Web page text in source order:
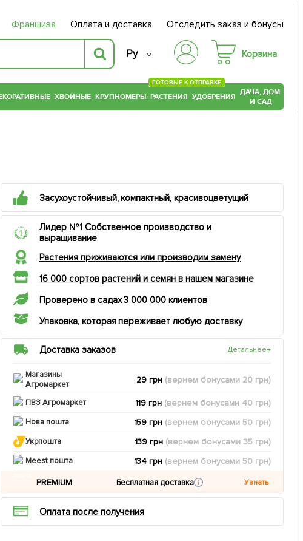
Франшиза Оплата и доставка Отследить заказ и бонусы
Ру Корзина
ХВОЙНЫЕ КРУПНОМЕРЫ РАСТЕНИЯ
ГОТОВЫЕ К ОТПРАВКЕ
УДОБРЕНИЯ ДАЧА, ДОМ
И САД
Засухоустойчивый, компактный, красивоцветущий
Лидер №1 Собственное производство и
выращивание
Растения приживаются или производим замену
16 000 сортов растений и семян в нашем магазине
Проверено в садах 3 000 000 клиентов
Упаковка, которая переживает любую доставку
Доставка заказов Детальнее→
Магазины
Агромаркет
29 грн (вернем бонусами 20 грн)
ПВЗ Агромаркет 119 грн (вернем бонусами 40 грн)
Нова пошта 159 грн (вернем бонусами 50 грн)
Укрпошта 139 грн (вернем бонусами35 грн)
Meest пошта 134 грн (вернем бонусами 50 грн)
PREMIUM Бесплатная доставка Узнать
Оплата после получения